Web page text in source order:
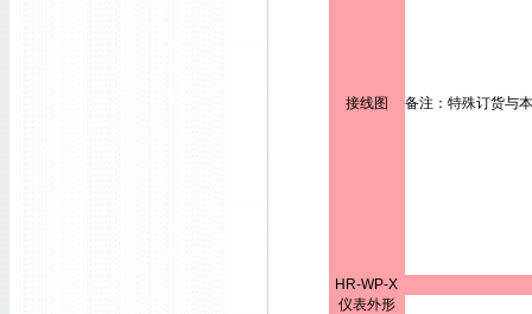
接线图 备注：特殊订货与
HR-WP-X
仪表外形